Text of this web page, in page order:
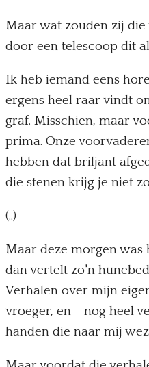
Maar wat zouden zij
door een telescoop dit
Ik heb iemand eens
ergens heel raar vindt
graf. Misschien, maar
prima. Onze
hebben dat briljant
die stenen krijg je niet
(..)
Maar deze morgen was
dan vertelt zo'n
Verhalen over mijn
vroeger, en - nog heel
handen die naar mij